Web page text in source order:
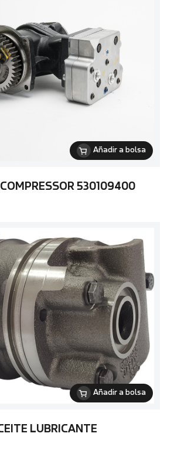
Añadir a bolsa
530109400
Añadir a bolsa
LUBRICANTE